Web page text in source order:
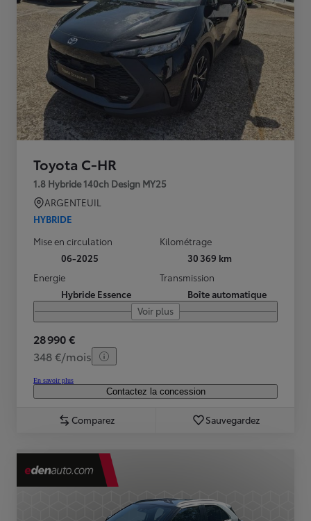
Toyota C-HR
1.8 Hybride 140ch Design MY25
ARGENTEUIL
HYBRIDE
Mise en circulation
06-2025
Kilométrage
30 369 km
Energie
Hybride Essence
Transmission
Boîte automatique
Voir plus
28 990 €
348 €/mois
En savoir plus
Contactez la concession
Comparez Sauvegardez